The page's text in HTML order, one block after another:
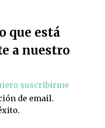
que está
a nuestro
suscribirme
de email.